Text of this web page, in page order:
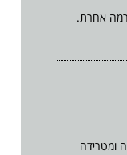
אחרת.
ומטרידה